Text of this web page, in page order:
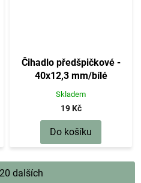
Čihadlo předšpičkové -
40x12,3 mm/bílé
Skladem
19 Kč
Do košíku
dalších